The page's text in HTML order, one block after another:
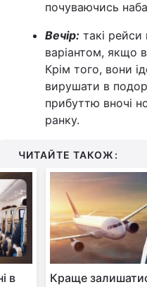
почуваючись
Вечір: такі
варіантом, якщо
Крім того, вони
вирушати в
прибуттю вночі
ранку.
ЧИТАЙТЕ ТАКОЖ:
в
Краще